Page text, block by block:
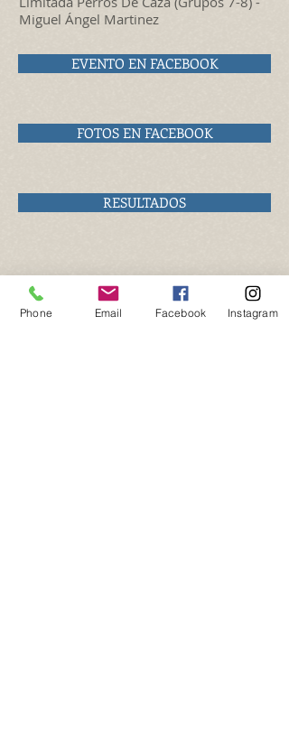
Miguel Ángel Martinez
EVENTO EN FACEBOOK
FOTOS EN FACEBOOK
RESULTADOS
Phone Email Facebook Instagram